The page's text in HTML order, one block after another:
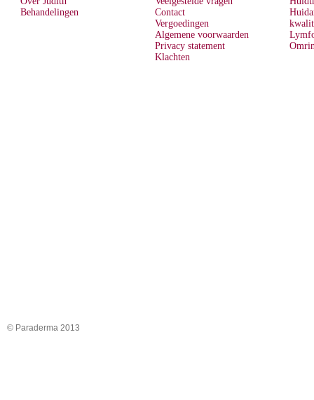
Behandelingen
Contact
Vergoedingen
Algemene voorwaarden
Privacy statement
Klachten
© Paraderma 2013